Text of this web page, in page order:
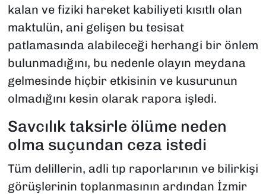
kalan ve fiziki hareket kabiliyeti kısıtlı olan
maktulün, ani gelişen bu tesisat
patlamasında alabileceği herhangi bir önlem
bulunmadığını, bu nedenle olayın meydana
gelmesinde hiçbir etkisinin ve kusurunun
olmadığını kesin olarak rapora işledi.
Savcılık taksirle ölüme neden
olma suçundan ceza istedi
Tüm delillerin, adli tıp raporlarının ve bilirkişi
görüşlerinin toplanmasının ardından İzmir